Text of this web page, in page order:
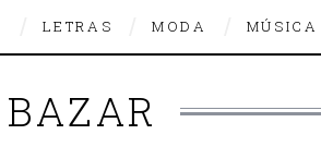
LETRAS MODA MÚSICA
BAZAR